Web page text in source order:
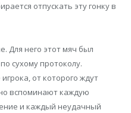
отпускать эту гонку в
Для него этот мяч был
сухому протоколу.
от которого ждут
вспоминают каждую
и каждый неудачный